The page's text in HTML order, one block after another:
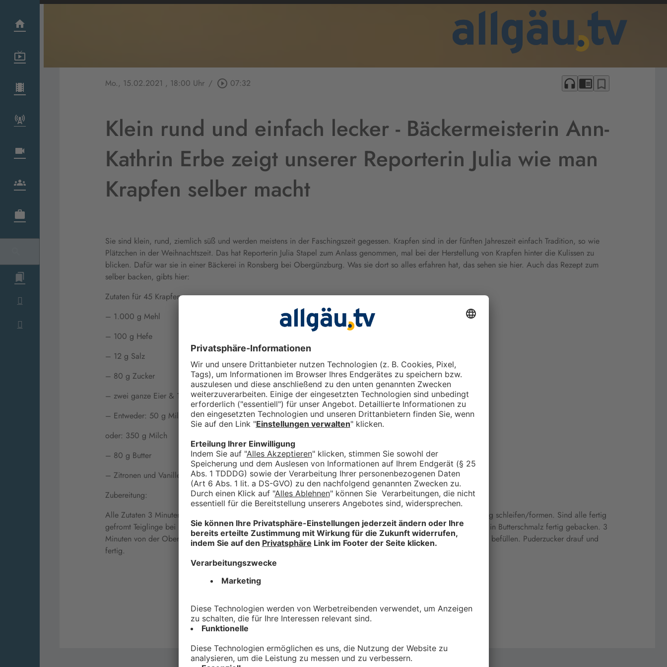
Mo., 15.02.2021 , 18:00 Uhr / play_circle_outline 07:32 headphones chrome_reader_mode bookmark_border
Klein rund und einfach lecker - Bäckermeisterin Ann-
Kathrin Erbe zeigt unserer Reporterin Julia wie man
Krapfen selber macht
Sie sind klein, rund, ziemlich süß und werden meistens in der Faschingszeit gegessen. Krapfen sind in der fünften Jahreszeit einfach Tradition, so wie
Plätzchen in der Weihnachtszeit. Das hat Reporterin Julia Stapel zum Anlass genommen, mal bei der Herstellung von Krapfen hinter die Kulissen zu
blicken. Dafür war sie in einer Bäckerei in Ronsberg bei Obergünzburg. Was sie dort so alles erfahren hat, das sehen sie hier. Auch das Rezept zum
selber backen, gibts hier:
Zutaten für 45 Krapfen:
– 1.000 g Mehl
– 100 g Hefe
– 12 g Salz
– 80 g Zucker
– zwei ganze Eier & 100 g Eigelb
– Entweder: 50 g Milchpulver und 300 g Wasser
oder: 350 g Milch
– 80 g Butter
– Zitronen und Vanille Aroma je nach Geschmack
Zubereitung:
Alle Zutaten 3 Minuten langsam vermischen. Dann 8 Minuten intensiv kneten. Danach 45 kleine Kugeln aus dem Teig schleifen/formen. Sind alle fertig
gefromt Teiglinge bei 38 Grad knapp 30 Minuten ruhen lassen. Nachdem die Teiglinge gegangen sind, werden sie in Butterschmalz fertig gebacken. 3
Minuten von der Oberseite und 3 Minuten von der Unterseite. Danach 10 Minuten auskühlen lassen. Mit Marmelade befüllen. Puderzucker drauf und
fertig.